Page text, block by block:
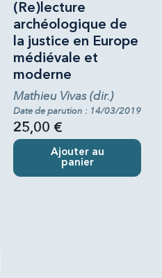
(Re)lecture
archéologique de
la justice en Europe
médiévale et
moderne
Mathieu Vivas (dir.)
Date de parution : 14/03/2019
25,00 €
Ajouter au
panier